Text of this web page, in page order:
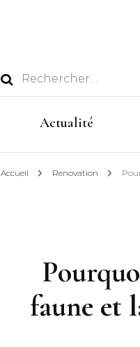
Rechercher :
Actualité
Accueil Renovation
faune et